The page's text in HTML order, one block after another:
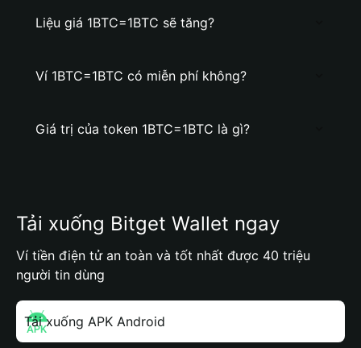
Liệu giá 1BTC=1BTC sẽ tăng?
Ví 1BTC=1BTC có miễn phí không?
Giá trị của token 1BTC=1BTC là gì?
Tải xuống Bitget Wallet ngay
Ví tiền điện tử an toàn và tốt nhất được 40 triệu
người tin dùng
Tải xuống APK Android